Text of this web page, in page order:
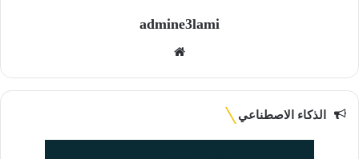
admine3lami
الذكاء الاصطناعي